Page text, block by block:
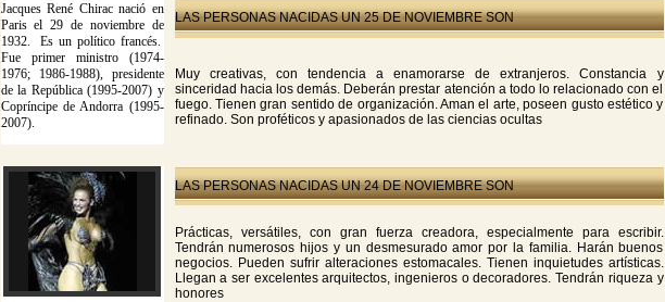
Jacques René Chirac nació en
Paris el 29 de noviembre de
1932. Es un político francés.
Fue primer ministro (1974-
1976; 1986-1988), presidente
de la República (1995-2007) y
Copríncipe de Andorra (1995-
2007).
LAS PERSONAS NACIDAS UN 25 DE NOVIEMBRE SON
Muy creativas, con tendencia a enamorarse de extranjeros. Constancia y
sinceridad hacia los demás. Deberán prestar atención a todo lo relacionado con el
fuego. Tienen gran sentido de organización. Aman el arte, poseen gusto estético y
refinado. Son proféticos y apasionados de las ciencias ocultas
LAS PERSONAS NACIDAS UN 24 DE NOVIEMBRE SON
Prácticas, versátiles, con gran fuerza creadora, especialmente para escribir.
Tendrán numerosos hijos y un desmesurado amor por la familia. Harán buenos
negocios. Pueden sufrir alteraciones estomacales. Tienen inquietudes artísticas.
Llegan a ser excelentes arquitectos, ingenieros o decoradores. Tendrán riqueza y
honores